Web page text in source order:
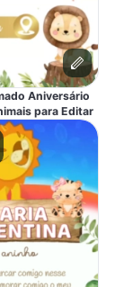
Aniversário
para Editar